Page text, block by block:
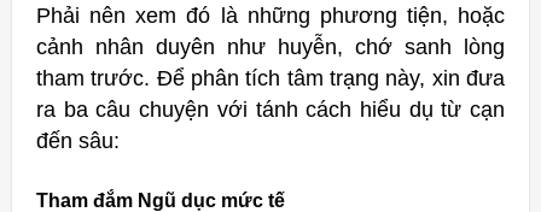
Phải nên xem đó là những phương tiện, hoặc
cảnh nhân duyên như huyễn, chớ sanh lòng
tham trước. Để phân tích tâm trạng này, xin đưa
ra ba câu chuyện với tánh cách hiểu dụ từ cạn
đến sâu:
Tham đắm Ngũ dục mức tế